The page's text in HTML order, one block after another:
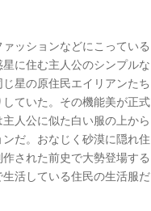
ッションなどにこっている
に住む主人公のシンプルな
星の原住民エイリアンたち
ていた。その機能美が正式
人公に似た白い服の上から
だ。おなじく砂漠に隠れ住
された前史で大勢登場する
活している住民の生活服だ